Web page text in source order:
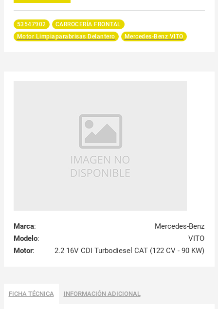
53547902
CARROCERÍA FRONTAL
Motor Limpiaparabrisas Delantero
Mercedes-Benz VITO
Marca:
Mercedes-Benz
Modelo:
VITO
Motor: 2.2 16V CDI Turbodiesel CAT (122 CV - 90 KW)
FICHA TÉCNICA INFORMACIÓN ADICIONAL